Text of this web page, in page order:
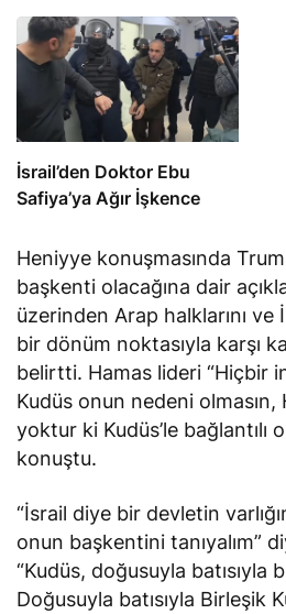
İsrail’den Doktor Ebu
Safiya’ya Ağır İşkence
Heniyye konuşmasında
başkenti olacağına dair
üzerinden Arap halklarını
bir dönüm noktasıyla karşı
belirtti. Hamas lideri “Hiçbir
Kudüs onun nedeni
yoktur ki Kudüs’le bağlantılı
konuştu.
“İsrail diye bir devletin
onun başkentini tanıyalım”
“Kudüs, doğusuyla batısıyla
Doğusuyla batısıyla Birleşik